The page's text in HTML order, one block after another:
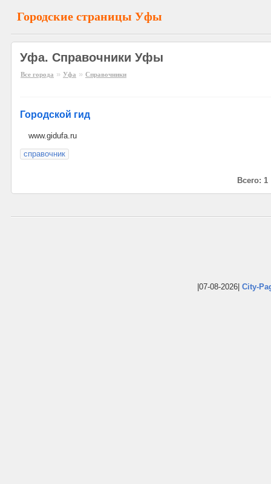
Городские страницы Уфы
Уфа. Справочники Уфы
Все города » Уфа » Справочники
Городской гид
www.gidufa.ru
справочник
Всего: 1
|07-08-2026| City-